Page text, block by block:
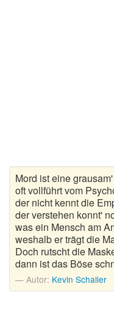
Hochzeitsgedichte
Kindergedichte
Kurze Gedichte
Liebesgedichte
Lustige Gedichte
Mord ist eine grausam'
oft vollführt vom
der nicht kennt die
der verstehen konnt'
was ein Mensch am
weshalb er trägt die
Doch rutscht die
dann ist das Böse
Autor: Kevin Schaller